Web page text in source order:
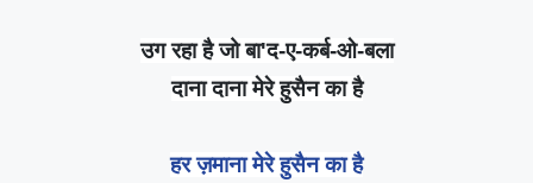
उग रहा है जो बा'द-ए-कर्ब-ओ-बला
दाना दाना मेरे हुसैन का है
हर ज़माना मेरे हुसैन का है